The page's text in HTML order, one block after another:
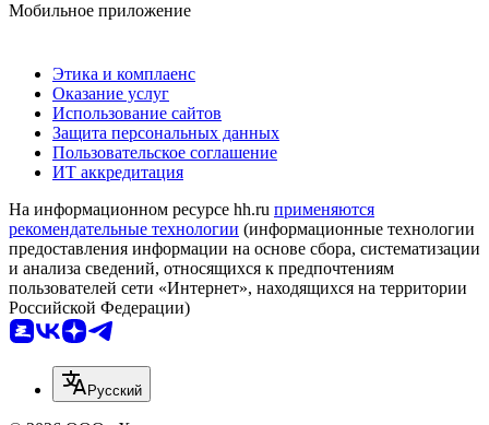
Мобильное приложение
Этика и комплаенс
Оказание услуг
Использование сайтов
Защита персональных данных
Пользовательское соглашение
ИТ аккредитация
На информационном ресурсе hh.ru применяются
рекомендательные технологии (информационные технологии
предоставления информации на основе сбора, систематизации
и анализа сведений, относящихся к предпочтениям
пользователей сети «Интернет», находящихся на территории
Российской Федерации)
Русский